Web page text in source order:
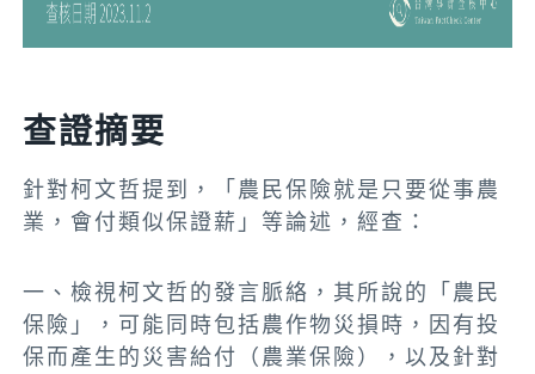
查證摘要
針對柯文哲提到，「農民保險就是只要從事農
業，會付類似保證薪」等論述，經查：
一、檢視柯文哲的發言脈絡，其所說的「農民
保險」，可能同時包括農作物災損時，因有投
保而產生的災害給付（農業保險），以及針對